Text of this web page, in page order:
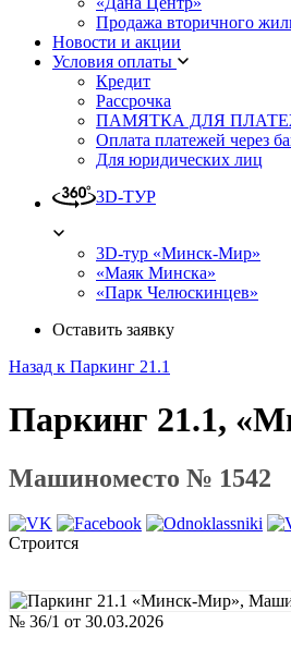
Продажа вторичного
Новости и акции
Условия оплаты
Кредит
Рассрочка
ПАМЯТКА ДЛЯ
Оплата платежей через
Для юридических лиц
3D-ТУР
3D-тур «Минск-Мир»
«Маяк Минска»
«Парк Челюскинцев»
Оставить заявку
Назад к Паркинг 21.1
Паркинг 21.1,
Машиноместо № 1542
Строится
№ 36/1 от 30.03.2026